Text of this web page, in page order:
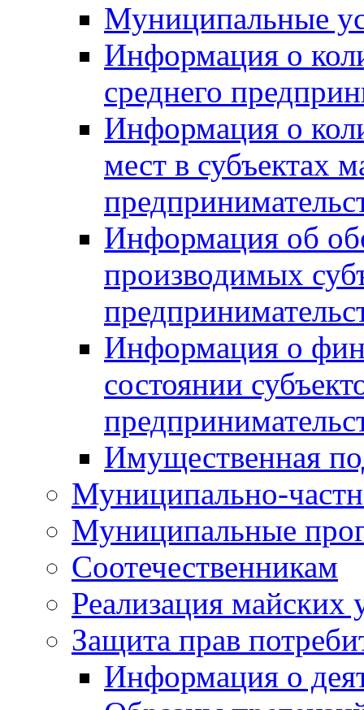
Муниципальные
Информация о
среднего
Информация о
мест в субъектах
Информация об
производимых
Информация о
состоянии
Имущественная
Муниципально-
Муниципальные
Соотечественникам
Реализация майских
Защита прав
Информация о